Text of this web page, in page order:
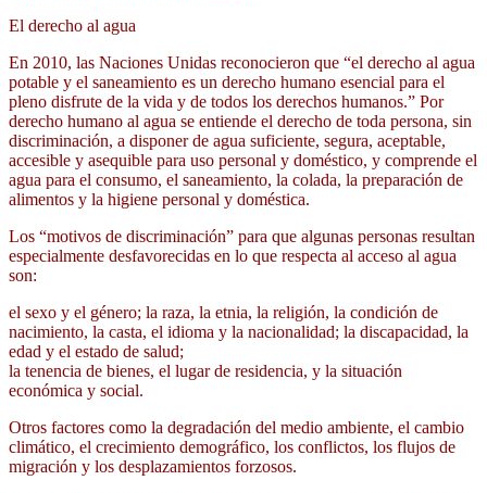
El derecho al agua
En 2010, las Naciones Unidas reconocieron que “el derecho al agua
potable y el saneamiento es un derecho humano esencial para el
pleno disfrute de la vida y de todos los derechos humanos.” Por
derecho humano al agua se entiende el derecho de toda persona, sin
discriminación, a disponer de agua suficiente, segura, aceptable,
accesible y asequible para uso personal y doméstico, y comprende el
agua para el consumo, el saneamiento, la colada, la preparación de
alimentos y la higiene personal y doméstica.
Los “motivos de discriminación” para que algunas personas resultan
especialmente desfavorecidas en lo que respecta al acceso al agua
son:
el sexo y el género; la raza, la etnia, la religión, la condición de
nacimiento, la casta, el idioma y la nacionalidad; la discapacidad, la
edad y el estado de salud;
la tenencia de bienes, el lugar de residencia, y la situación
económica y social.
Otros factores como la degradación del medio ambiente, el cambio
climático, el crecimiento demográfico, los conflictos, los flujos de
migración y los desplazamientos forzosos.